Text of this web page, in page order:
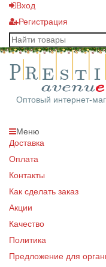
Вход
Регистрация
Оптовый интернет-
Меню
Доставка
Оплата
Контакты
Как сделать заказ
Акции
Качество
Политика
Предложение для